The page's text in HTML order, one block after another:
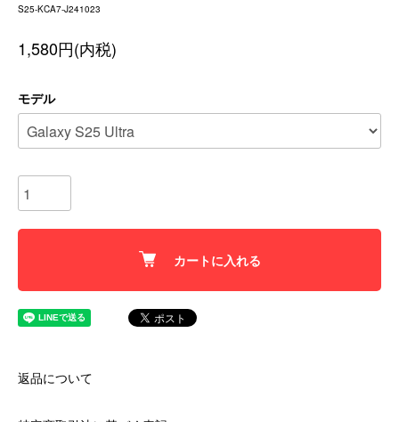
S25-KCA7-J241023
1,580円(内税)
モデル
カートに入れる
返品について